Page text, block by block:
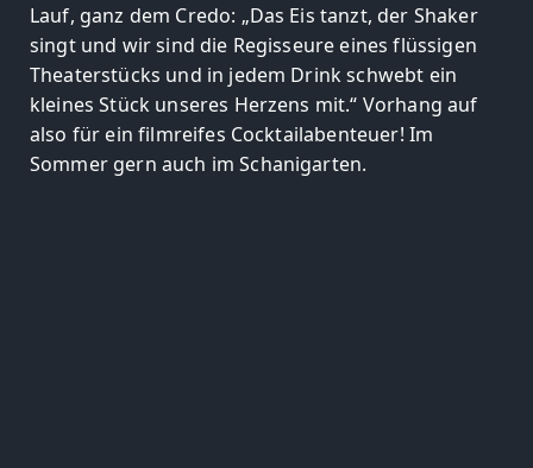
Lauf, ganz dem Credo: „Das Eis tanzt, der Shaker
singt und wir sind die Regisseure eines flüssigen
Theaterstücks und in jedem Drink schwebt ein
kleines Stück unseres Herzens mit.“ Vorhang auf
also für ein filmreifes Cocktailabenteuer! Im
Sommer gern auch im Schanigarten.